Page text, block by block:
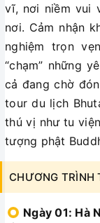
vĩ, nơi niềm vui
nơi. Cảm nhận
nghiệm trọn
“chạm” những
cả đang chờ
tour du lịch
thú vị như tu
tượng phật
CHƯƠNG TRÌNH
Ngày 01: Hà